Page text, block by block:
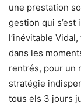
une prestation
gestion qui s’est
l’inévitable
dans les
rentrés, pour un
stratégie
tous els 3 jours